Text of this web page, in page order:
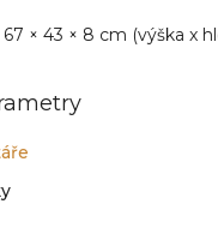
× 43 × 8 cm (výška x